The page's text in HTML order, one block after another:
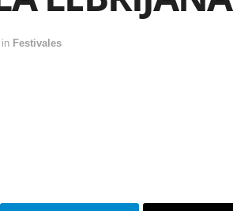
in Festivales